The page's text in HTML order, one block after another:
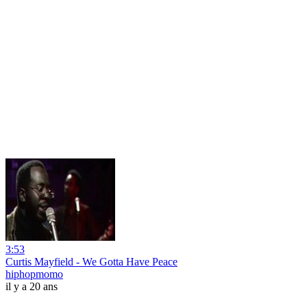
3:53
Curtis Mayfield - We Gotta Have Peace
hiphopmomo
il y a 20 ans